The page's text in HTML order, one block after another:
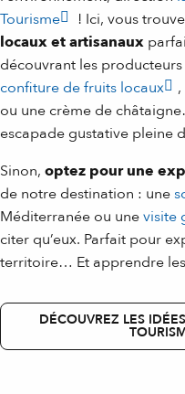
Tourisme
! Ici, vous
locaux et artisanaux
découvrant les
confiture de fruits locaux
ou une crème de
escapade gustative pleine
Sinon, optez pour une
de notre destination : une
Méditerranée ou unevisite
citer qu’eux. Parfait pour
territoire… Et apprendre
DÉCOUVREZ LES